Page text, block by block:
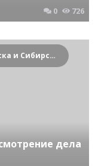
0 726
Криминальные новости Новосибирска и Сибирского региона
дела